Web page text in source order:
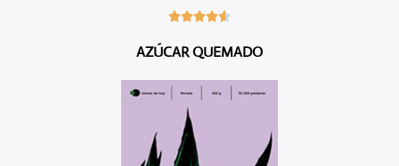

6
5
AZÚCAR QUEMADO